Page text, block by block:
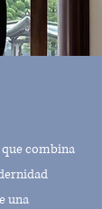
que combina
una